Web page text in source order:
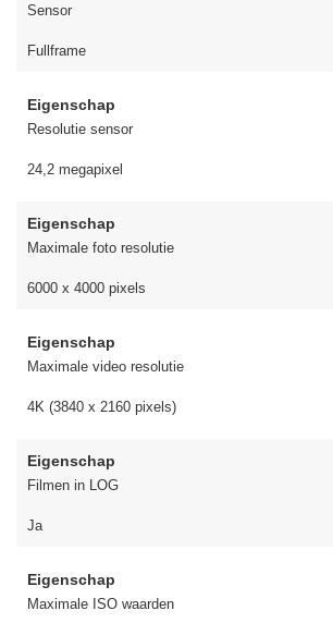
Sensor
Fullframe
Eigenschap
Resolutie sensor
24,2 megapixel
Eigenschap
Maximale foto resolutie
6000 x 4000 pixels
Eigenschap
Maximale video resolutie
4K (3840 x 2160 pixels)
Eigenschap
Filmen in LOG
Ja
Eigenschap
Maximale ISO waarden